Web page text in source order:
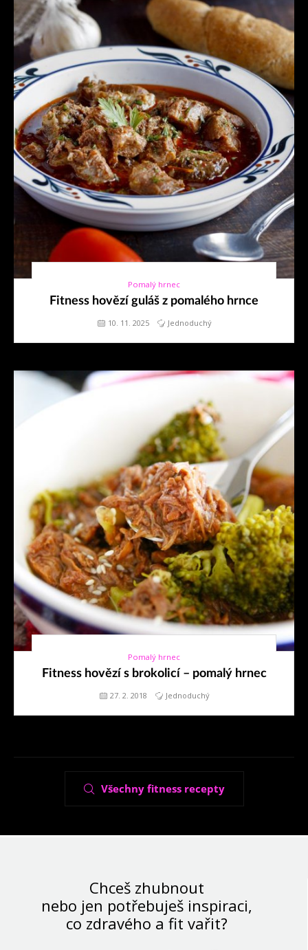
10. 11. 2025
Pomalý hrnec
Fitness hovězí guláš z pomalého hrnce
10. 11. 2025 Jednoduchý
27. 2. 2018
Pomalý hrnec
Fitness hovězí s brokolicí – pomalý hrnec
27. 2. 2018 Jednoduchý
Všechny fitness recepty
Chceš zhubnout
nebo jen potřebuješ inspiraci,
co zdravého a fit vařit?